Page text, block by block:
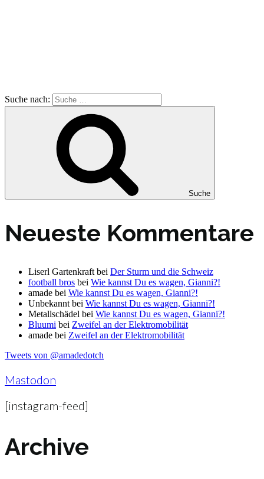
Suche nach:
Suche
Neueste Kommentare
Liserl Gartenkraft bei Der Sturm und die Schweiz
football bros bei Wie kannst Du es wagen, Gianni?!
amade bei Wie kannst Du es wagen, Gianni?!
Unbekannt bei Wie kannst Du es wagen, Gianni?!
Metallschädel bei Wie kannst Du es wagen, Gianni?!
Bluumi bei Zweifel an der Elektromobilität
amade bei Zweifel an der Elektromobilität
Tweets von @amadedotch
Mastodon
[instagram-feed]
Archive